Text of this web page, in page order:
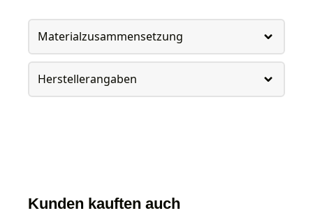
Materialzusammensetzung
Herstellerangaben
Kunden kauften auch